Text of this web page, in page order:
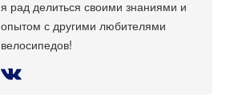
я рад делиться своими знаниями и
опытом с другими любителями
велосипедов!